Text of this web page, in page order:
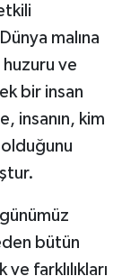
malına
huzuru ve
bir insan
insanın, kim
olduğunu
bütün
farklılıkları